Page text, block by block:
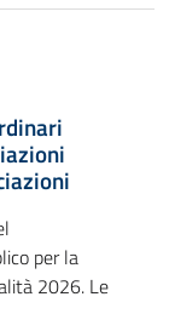
per la
2026. Le